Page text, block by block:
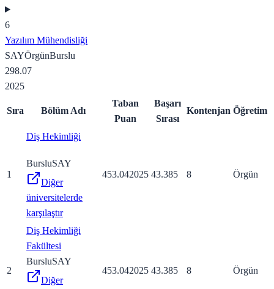
6
Yazılım Mühendisliği
SAYÖrgünBurslu
298.07
2025
Sıra Bölüm Adı
Taban
Puan
Başarı
Sırası
Kontenjan Öğretim
1
Diş Hekimliği
BursluSAY
Diğer
üniversitelerde
karşılaştır
453.042025 43.385 8 Örgün
2
Diş Hekimliği
Fakültesi
BursluSAY
Diğer
453.042025 43.385 8 Örgün